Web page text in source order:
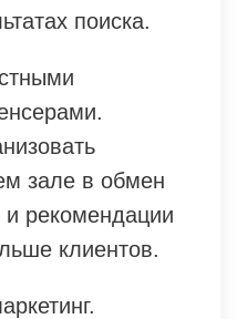
поиска.
зале в обмен
рекомендации
клиентов.